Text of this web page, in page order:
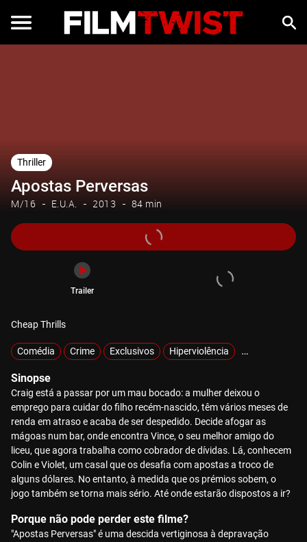
Thriller
Apostas Perversas
M/16 E.U.A. 2013 84 min
Trailer
Cheap Thrills
Comédia Crime Exclusivos Hiperviolência MOTELX
Sinopse
Craig está a passar por um mau bocado: a mulher deixou o
emprego para cuidar do filho recém-nascido, têm vários meses de
renda em atraso e acaba de ser despedido. Decide afogar as
mágoas num bar, onde encontra Vince, o seu melhor amigo do
liceu, que agora trabalha como cobrador de dívidas. Lá, conhecem
Colin e Violet, um casal que os desafia com apostas a troco de
alguns dólares. No entanto, à medida que os prémios sobem, o
jogo também se torna mais sério. Até onde estarão dispostos a ir?
Porque não pode perder este filme?
"Apostas Perversas" é uma descida vertiginosa à depravação